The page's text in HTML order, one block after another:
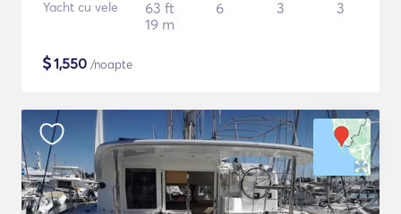
Yacht cu vele
63 ft
19 m
6 3 3
$1,550 /noapte